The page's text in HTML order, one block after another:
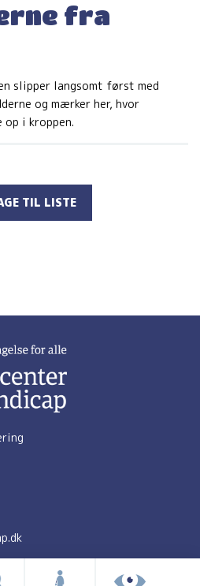
fra
slipper langsomt først med
og mærker her, hvor
i kroppen.
TIL LISTE
(åbner e-mail-applikation)